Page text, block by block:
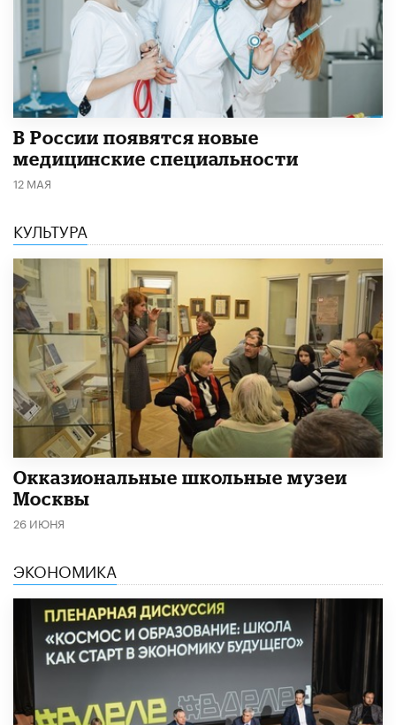
В России появятся новые
медицинские специальности
12 МАЯ
КУЛЬТУРА
​Окказиональные школьные музеи
Москвы
26 ИЮНЯ
ЭКОНОМИКА